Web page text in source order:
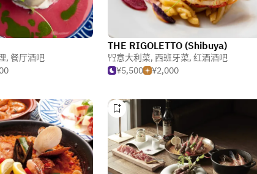
, 餐厅酒吧
THE RIGOLETTO (Shibuya)
意大利菜, 西班牙菜, 红酒酒吧
¥5,500
¥2,000